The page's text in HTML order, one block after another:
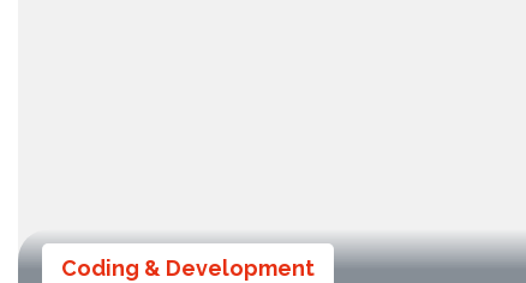
Coding & Development